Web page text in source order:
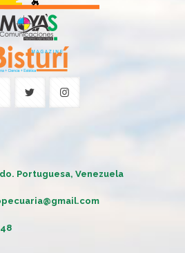
Portuguesa, Venezuela